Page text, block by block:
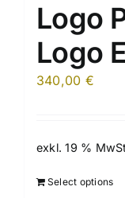
Logo
Logo
340,00 €
exkl. 19 %
Select options